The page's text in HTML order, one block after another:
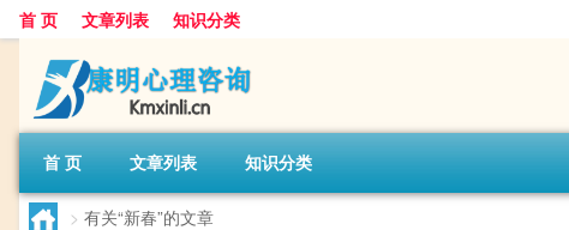
首 页 文章列表 知识分类
首 页 文章列表 知识分类
> 有关“新春”的文章